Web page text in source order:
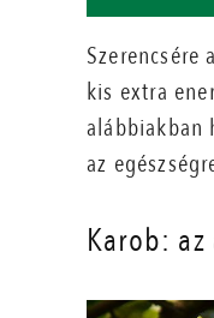
kis extra
alábbiakban
az
Karob: